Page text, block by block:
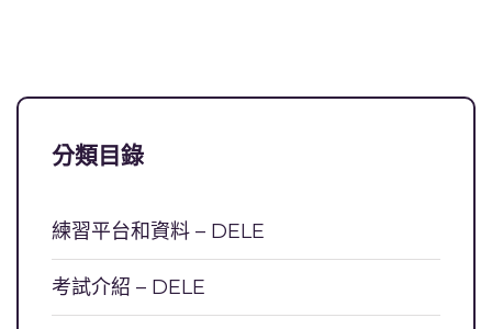
分類目錄
練習平台和資料 – DELE
考試介紹 – DELE